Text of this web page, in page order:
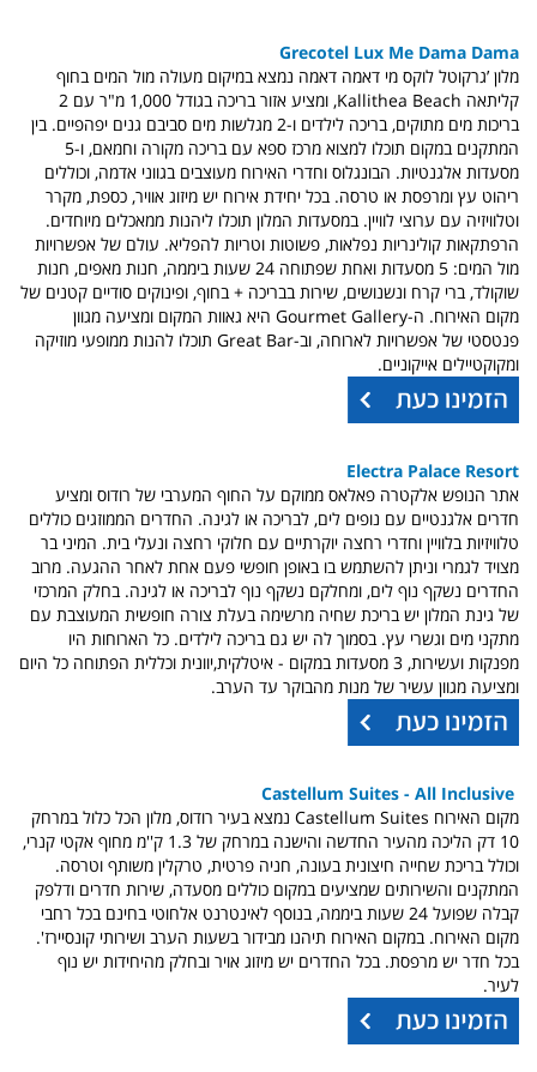
Grecotel Lux Me Dama Dama
מלון ’גרקוטל לוקס מי דאמה דאמה נמצא במיקום מעולה מול המים בחוף
קליתאה Kallithea Beach, ומציע אזור בריכה בגודל 1,000 מ"ר עם 2
בריכות מים מתוקים, בריכה לילדים ו-2 מגלשות מים סביבם גנים יפהפיים. בין
המתקנים במקום תוכלו למצוא מרכז ספא עם בריכה מקורה וחמאם, ו-5
מסעדות אלגנטיות. הבונגלוס וחדרי האירוח מעוצבים בגווני אדמה, וכוללים
ריהוט עץ ומרפסת או טרסה. בכל יחידת אירוח יש מיזוג אוויר, כספת, מקרר
וטלוויזיה עם ערוצי לוויין. במסעדות המלון תוכלו ליהנות ממאכלים מיוחדים.
הרפתקאות קולינריות נפלאות, פשוטות וטריות להפליא. עולם של אפשרויות
מול המים: 5 מסעדות ואחת שפתוחה 24 שעות ביממה, חנות מאפים, חנות
שוקולד, ברי קרח ונשנושים, שירות בבריכה + בחוף, ופינוקים סודיים קטנים של
מקום האירוח. ה-Gourmet Gallery היא גאוות המקום ומציעה מגוון
פנטסטי של אפשרויות לארוחה, וב-Great Bar תוכלו להנות ממופעי מוזיקה
ומקוקטיילים אייקוניים.
Electra Palace Resort
אתר הנופש אלקטרה פאלאס ממוקם על החוף המערבי של רודוס ומציע
חדרים אלגנטיים עם נופים לים, לבריכה או לגינה. החדרים הממוזגים כוללים
טלוויזיות בלוויין וחדרי רחצה יוקרתיים עם חלוקי רחצה ונעלי בית. המיני בר
מצויד לגמרי וניתן להשתמש בו באופן חופשי פעם אחת לאחר ההגעה. מרוב
החדרים נשקף נוף לים, ומחלקם נשקף נוף לבריכה או לגינה. בחלק המרכזי
של גינת המלון יש בריכת שחיה מרשימה בעלת צורה חופשית המעוצבת עם
מתקני מים וגשרי עץ. בסמוך לה יש גם בריכה לילדים. כל הארוחות היו
מפנקות ועשירות, 3 מסעדות במקום - איטלקית,יוונית וכללית הפתוחה כל היום
ומציעה מגוון עשיר של מנות מהבוקר עד הערב.
מקום האירוח Castellum Suites נמצא בעיר רודוס, מלון הכל כלול במרחק
10 דק הליכה מהעיר החדשה והישנה במרחק של 1.3 ק''מ מחוף אקטי קנרי,
וכולל בריכת שחייה חיצונית בעונה, חניה פרטית, טרקלין משותף וטרסה.
המתקנים והשירותים שמציעים במקום כוללים מסעדה, שירות חדרים ודלפק
קבלה שפועל 24 שעות ביממה, בנוסף לאינטרנט אלחוטי בחינם בכל רחבי
מקום האירוח. במקום האירוח תיהנו מבידור בשעות הערב ושירותי קונסיירז'.
בכל חדר יש מרפסת. בכל החדרים יש מיזוג אויר ובחלק מהיחידות יש נוף
לעיר.